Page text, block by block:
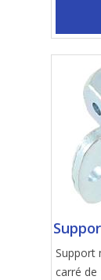
Support
carré de